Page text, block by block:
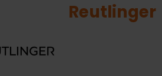
Reutlinger